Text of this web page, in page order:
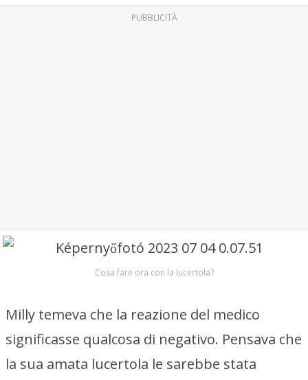
PUBBLICITÀ
Cosa fare ora con la lucertola?
Milly temeva che la reazione del medico
significasse qualcosa di negativo. Pensava che
la sua amata lucertola le sarebbe stata